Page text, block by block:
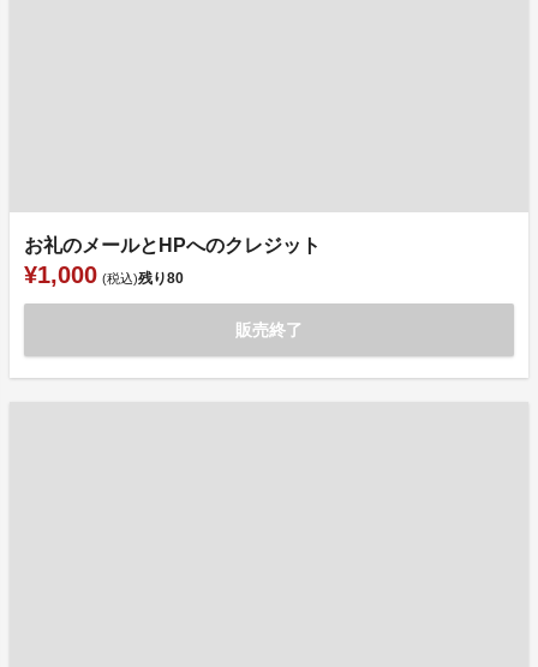
お礼のメールとHPへのクレジット
¥1,000 (税込)残り80
販売終了